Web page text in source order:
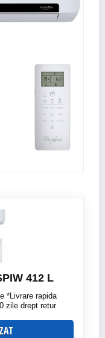
412 L
*Livrare rapida
zile drept retur